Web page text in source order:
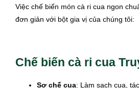
Việc chế biến món cà ri cua ngon
đơn giản với bột gia vị của chúng tôi:
Chế biến cà ri cua
Sơ chế cua: Làm sạch cua,